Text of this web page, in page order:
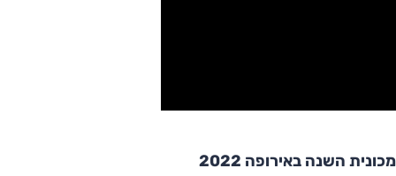
מכונית השנה באירופה 2022